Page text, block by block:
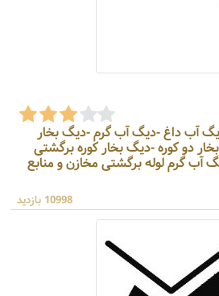
آب داغ -دیگ آب گرم -دیگ بخار
دو کوره -دیگ بخار کوره برگشتی
آب گرم لوله برگشتی مخازن و منابع
10998 بازدید